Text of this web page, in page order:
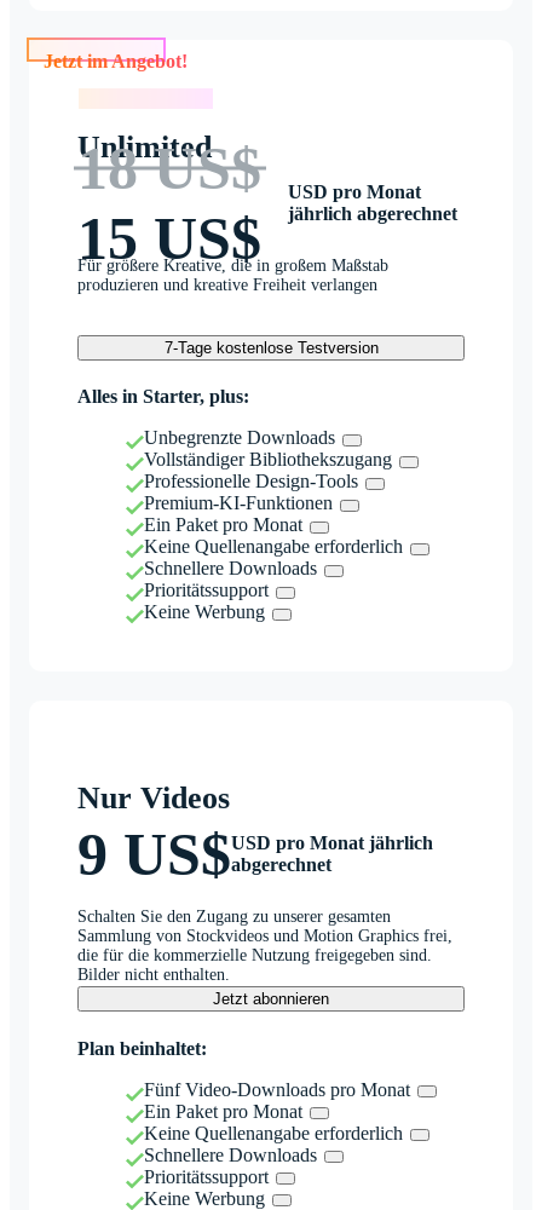
Jetzt im Angebot!
Unlimited
18 US$
15 US$
USD pro Monat
jährlich abgerechnet
Für größere Kreative, die in großem Maßstab
produzieren und kreative Freiheit verlangen
7-Tage kostenlose Testversion
Alles in Starter, plus:
Unbegrenzte Downloads
Vollständiger Bibliothekszugang
Professionelle Design-Tools
Premium-KI-Funktionen
Ein Paket pro Monat
Keine Quellenangabe erforderlich
Schnellere Downloads
Prioritätssupport
Keine Werbung
Nur Videos
9 US$USD pro Monat jährlich
abgerechnet
Schalten Sie den Zugang zu unserer gesamten
Sammlung von Stockvideos und Motion Graphics frei,
die für die kommerzielle Nutzung freigegeben sind.
Bilder nicht enthalten.
Jetzt abonnieren
Plan beinhaltet:
Fünf Video-Downloads pro Monat
Ein Paket pro Monat
Keine Quellenangabe erforderlich
Schnellere Downloads
Prioritätssupport
Keine Werbung